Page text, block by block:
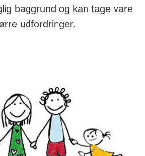
baggrund og kan tage vare
udfordringer.